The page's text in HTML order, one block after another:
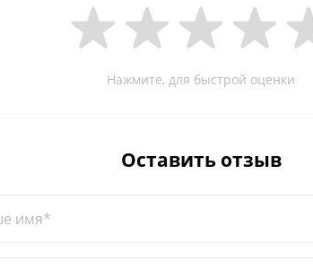
Нажмите, для быстрой оценки
Оставить отзыв
имя*